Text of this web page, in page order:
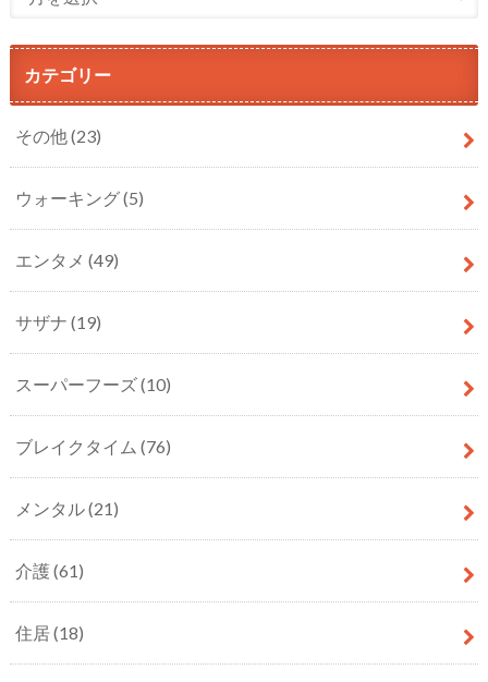
カテゴリー
その他(23)
ウォーキング(5)
エンタメ (49)
サザナ (19)
スーパーフーズ(10)
ブレイクタイム (76)
メンタル(21)
介護(61)
住居(18)